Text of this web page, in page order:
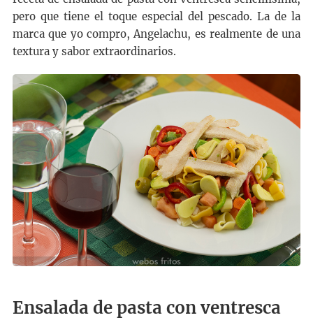
pero que tiene el toque especial del pescado. La de la
marca que yo compro, Angelachu, es realmente de una
textura y sabor extraordinarios.
Ensalada de pasta con ventresca